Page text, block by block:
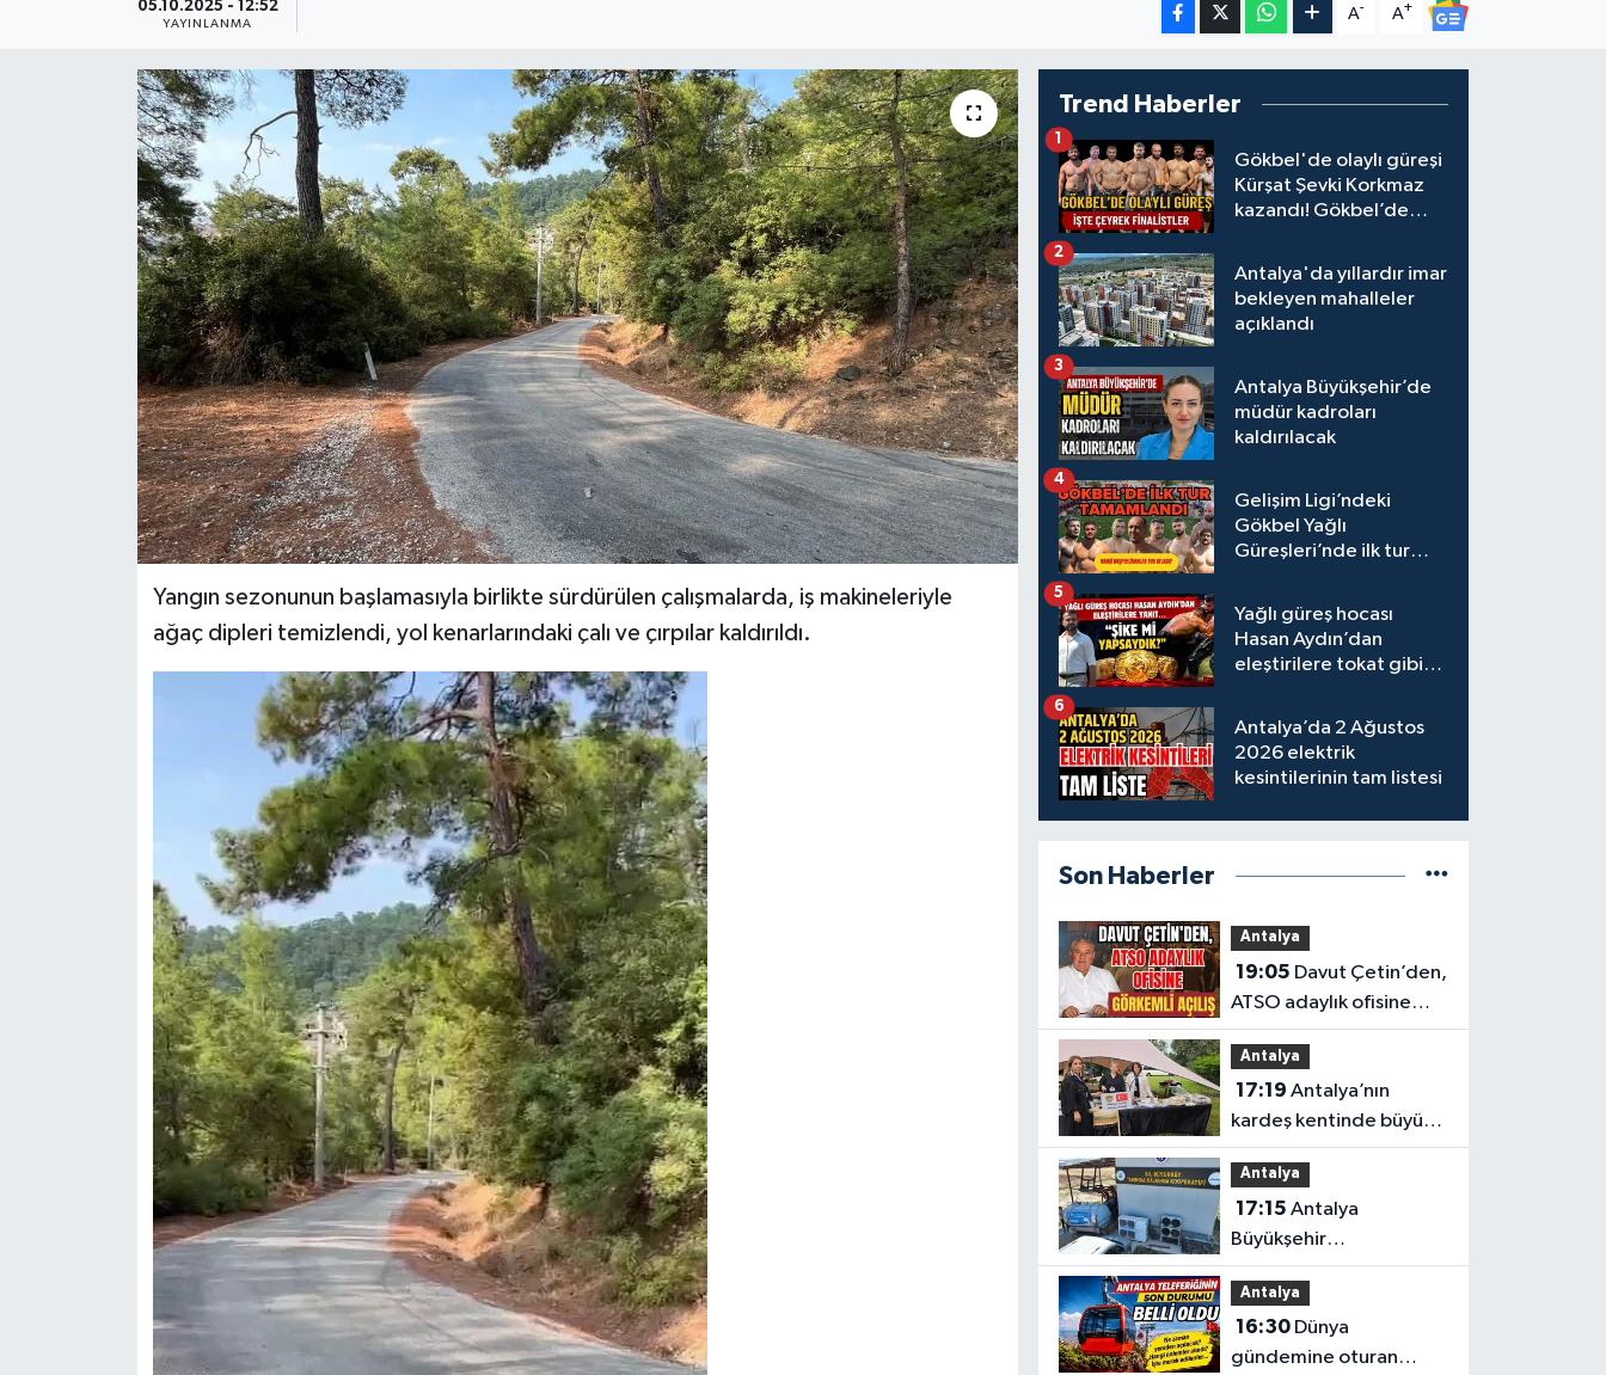
05.10.2025 - 12:52
YAYINLANMA
A- A+
Yangın sezonunun başlamasıyla birlikte sürdürülen çalışmalarda, iş makineleriyle
ağaç dipleri temizlendi, yol kenarlarındaki çalı ve çırpılar kaldırıldı.
Trend Haberler
Gökbel'de olaylı güreşi
Kürşat Şevki Korkmaz
kazandı! Gökbel’de
Gürbüz elendi!
1
Antalya'da yıllardır imar
bekleyen mahalleler
açıklandı
2
Antalya Büyükşehir’de
müdür kadroları
kaldırılacak
3
Gelişim Ligi’ndeki
Gökbel Yağlı
Güreşleri’nde ilk tur
4
Yağlı güreş hocası
Hasan Aydın’dan
eleştirilere tokat gibi
5
Antalya’da 2 Ağustos
2026 elektrik
kesintilerinin tam listesi
6
Son Haberler
Antalya
19:05
ATSO adaylık ofisine
görkemli açılış
Antalya
17:19
kardeş kentinde büyük
tanıtım
Antalya
17:15
Büyükşehir
Belediyesi’nden
üreticilere ücretsiz
destek
Antalya
16:30Dünya
gündemine oturan
Kültür & Sanat
Magazin
Resmi İlan
Sağlık & Yaşam
Siyaset